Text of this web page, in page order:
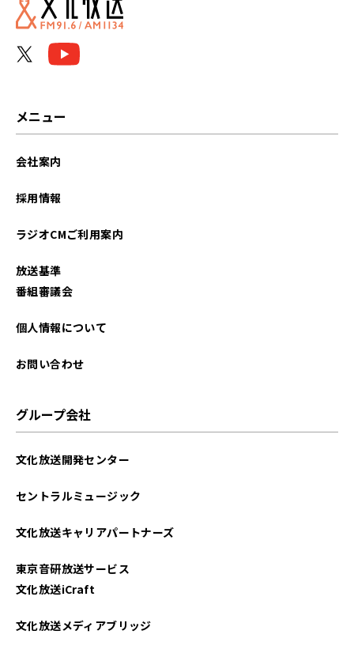
メニュー
会社案内
採用情報
ラジオCMご利用案内
放送基準
番組審議会
個人情報について
お問い合わせ
グループ会社
文化放送開発センター
セントラルミュージック
文化放送キャリアパートナーズ
東京音研放送サービス
文化放送iCraft
文化放送メディアブリッジ